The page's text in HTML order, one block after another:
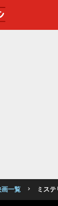
画一覧 ミス